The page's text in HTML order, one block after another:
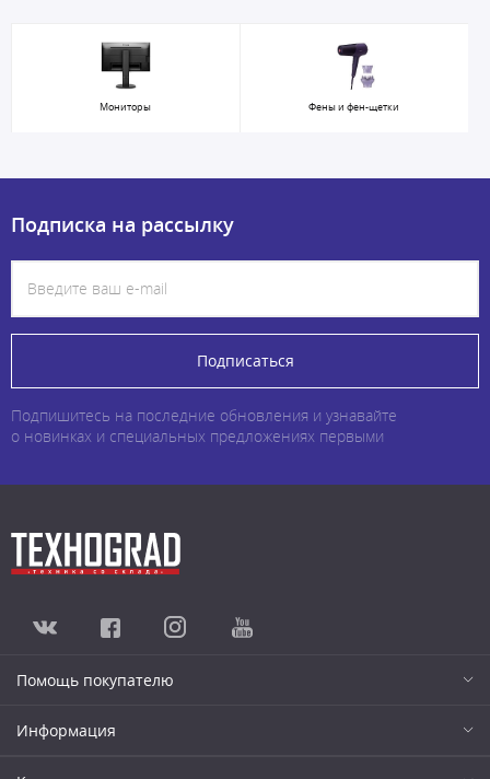
Мониторы Фены и фен-щетки
Подписка на рассылку
Подписаться
Подпишитесь на последние обновления и узнавайте
о новинках и специальных предложениях первыми
Помощь покупателю
Информация